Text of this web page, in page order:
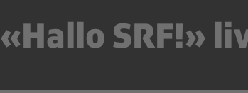
«Hallo SRF!»